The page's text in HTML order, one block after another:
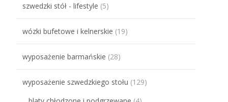
szwedzki stół - lifestyle (5)
wózki bufetowe i kelnerskie (19)
wyposażenie barmańskie (28)
wyposażenie szwedzkiego stołu (129)